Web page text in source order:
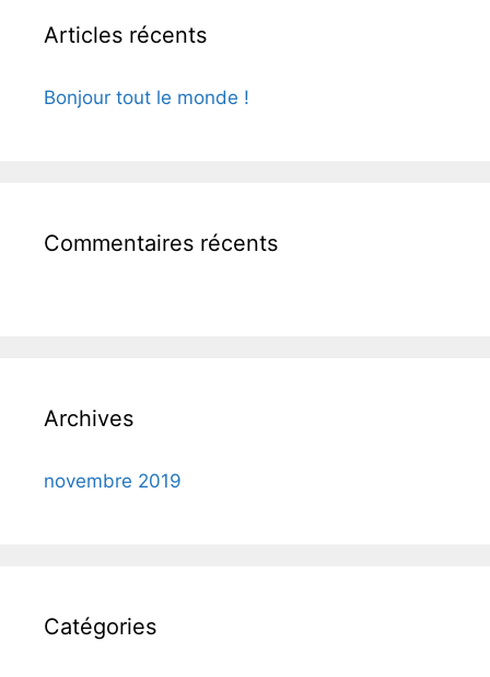
Articles récents
Bonjour tout le monde !
Commentaires récents
Archives
novembre 2019
Catégories